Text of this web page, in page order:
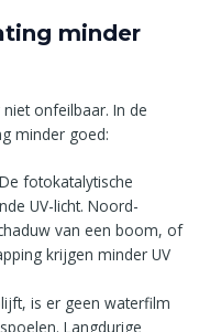
minder
onfeilbaar. In de
minder goed:
De fotokatalytische
UV-licht. Noord-
van een boom, of
krijgen minder UV
is er geen waterfilm
Langdurige